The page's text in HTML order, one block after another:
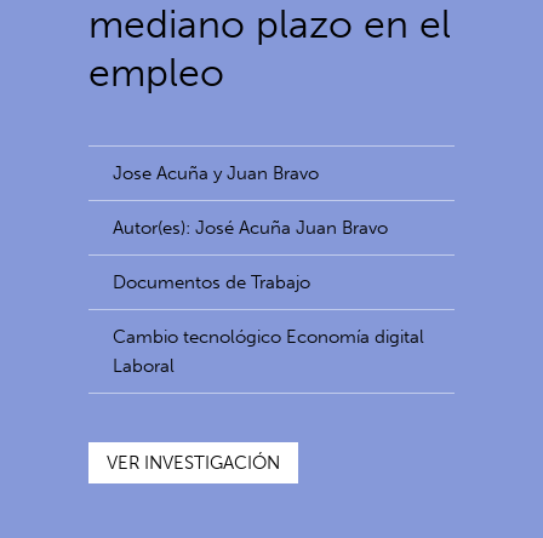
mediano plazo en el
empleo
Jose Acuña y Juan Bravo
Autor(es): José Acuña Juan Bravo
Documentos de Trabajo
Cambio tecnológico Economía digital
Laboral
VER INVESTIGACIÓN